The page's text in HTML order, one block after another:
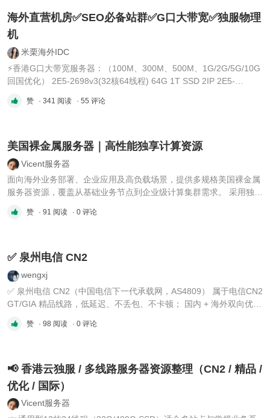
海外直营机房✅SEO必备站群✅G口大带宽✅独服物理
机
米栗海外IDC
⚡️香港G口大带宽服务器：（100M、300M、500M、1G/2G/5G/10G
回国优化） 2E5-2698v3(32核64线程) 64G 1T SSD 2IP 2E5-
64G 1T SSD 2IP ⚡️香港物理机：(15M、30M、100M) 8核16线
赞 · 341 阅读 · 55 评论
美国裸金属服务器｜高性能独享计算资源
Vicent服务器
面向海外业务部署、企业应用及高负载场景，提供多规格美国裸金属
服务器资源，覆盖从基础业务节点到企业级计算集群需求。 采用独享
能波动，适合长期稳定运行。 配置覆盖： 🔹 基础计算系列 E5-2623
赞 · 91 阅读 · 0 评论
✅ 泉州电信 CN2
wengxj
✅ 泉州电信 CN2（中国电信下一代承载网，AS4809） 属于电信CN2
GT/GIA 精品线路，低延迟、不丢包、不卡顿； 国内 + 海外双向优化
（稳定不卡）低延迟：国内三网访问快，跨境延迟比普通线路低
赞 · 98 阅读 · 0 评论
📢 香港云独服 / 多线路服务器资源整理（CN2 / 精品 /
优化 / 国际）
Vicent服务器